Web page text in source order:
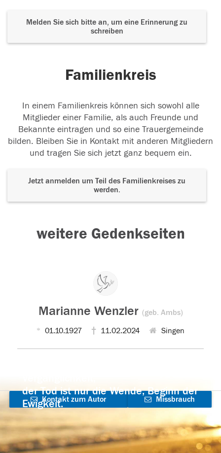
Melden Sie sich bitte an, um eine Erinnerung zu
schreiben
Familienkreis
In einem Familienkreis können sich sowohl alle
Mitglieder einer Familie, als auch Freunde und
Bekannte eintragen und so eine Trauergemeinde
bilden. Bleiben Sie in Kontakt mit anderen Mitgliedern
und tragen Sie sich jetzt ganz bequem ein.
Jetzt anmelden um Teil des Familienkreises zu
werden.
weitere Gedenkseiten
Marianne Wenzler (geb. Ambs)
01.10.1927 11.02.2024 Singen
der Tod ist nur die Wende, Beginn der
Ewigkeit.
Kontakt zum Autor
aufnehmen
Missbrauch